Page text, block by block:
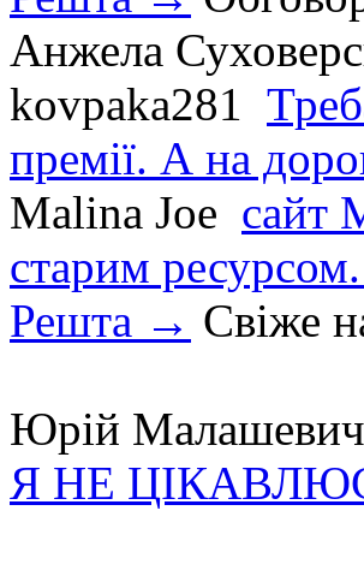
Анжела
kovpaka281
премії. А на
Malina Joe сайт
старим
Решта → Свіже
Юрій Малашевич
Я НЕ